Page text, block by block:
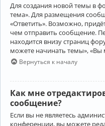
Для создания новой темы в
тема». Для размещения
«Ответить». Возможно,
чем отправить сообщение.
находится внизу страниц
можете начинать темы», «Вы
Вернуться к началу
Как мне
сообщение?
Если вы не являетесь
конференции, вы можете